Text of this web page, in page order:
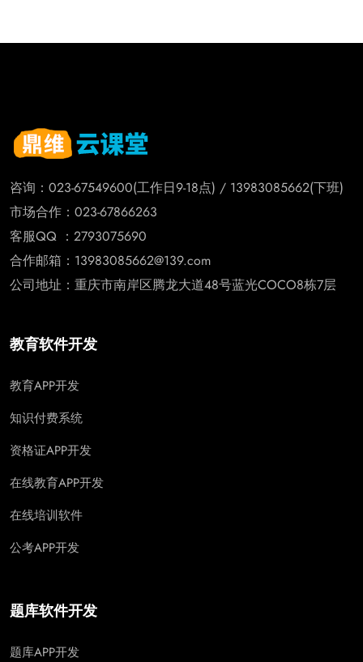
咨询：023-67549600(工作日9-18点) / 13983085662(下班)
市场合作：023-67866263
客服QQ ：2793075690
合作邮箱：13983085662@139.com
公司地址：重庆市南岸区腾龙大道48号蓝光COCO8栋7层
教育软件开发
教育APP开发
知识付费系统
资格证APP开发
在线教育APP开发
在线培训软件
公考APP开发
题库软件开发
题库APP开发